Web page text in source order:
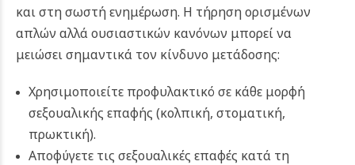
και στη σωστή ενημέρωση. Η τήρηση ορισμένων
απλών αλλά ουσιαστικών κανόνων μπορεί να
μειώσει σημαντικά τον κίνδυνο μετάδοσης:
Χρησιμοποιείτε προφυλακτικό σε κάθε μορφή
σεξουαλικής επαφής (κολπική, στοματική,
πρωκτική).
Αποφύγετε τις σεξουαλικές επαφές κατά τη